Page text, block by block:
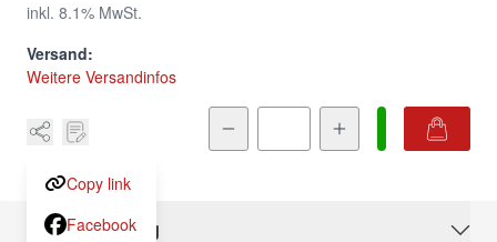
inkl.8.1% MwSt.
Versand:
Weitere Versandinfos
Copy link
Facebook
Beschreibung